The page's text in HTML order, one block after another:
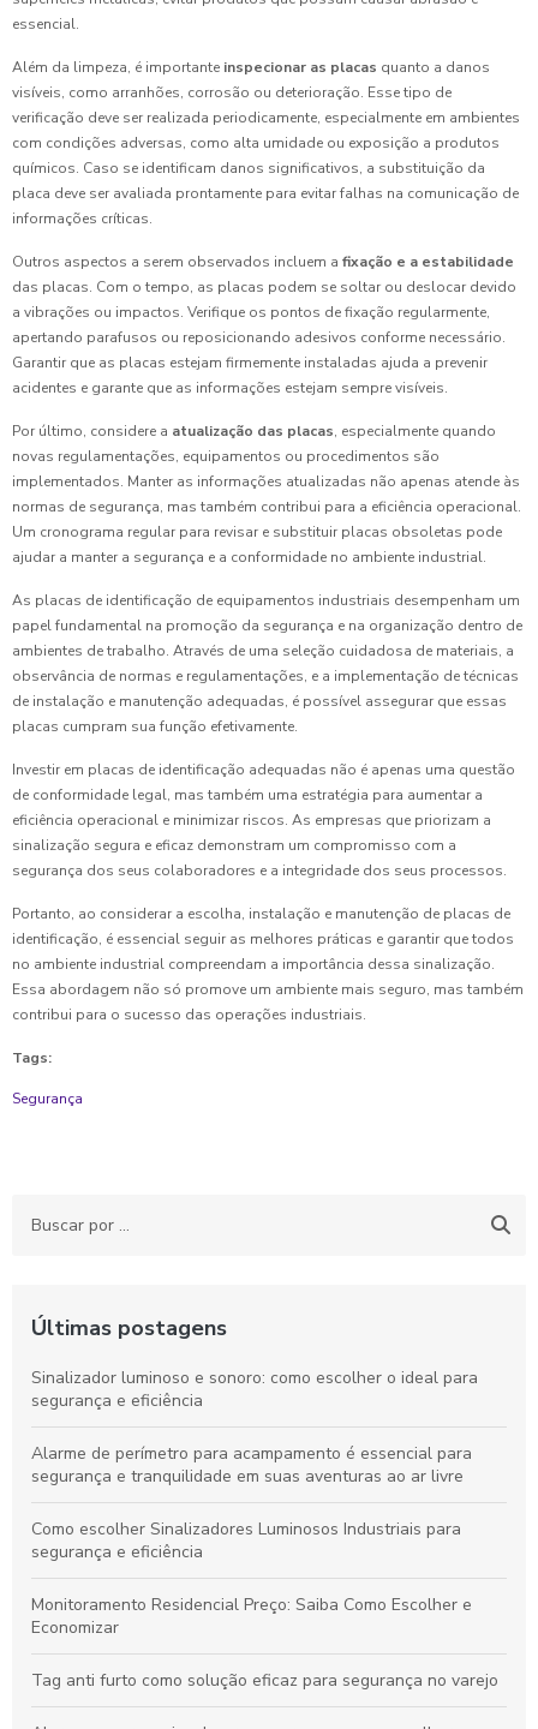
essencial.
Além da limpeza, é importante inspecionar as placas quanto a danos
visíveis, como arranhões, corrosão ou deterioração. Esse tipo de
verificação deve ser realizada periodicamente, especialmente em ambientes
com condições adversas, como alta umidade ou exposição a produtos
químicos. Caso se identificam danos significativos, a substituição da
placa deve ser avaliada prontamente para evitar falhas na comunicação de
informações críticas.
Outros aspectos a serem observados incluem a fixação e a estabilidade
das placas. Com o tempo, as placas podem se soltar ou deslocar devido
a vibrações ou impactos. Verifique os pontos de fixação regularmente,
apertando parafusos ou reposicionando adesivos conforme necessário.
Garantir que as placas estejam firmemente instaladas ajuda a prevenir
acidentes e garante que as informações estejam sempre visíveis.
Por último, considere a atualização das placas, especialmente quando
novas regulamentações, equipamentos ou procedimentos são
implementados. Manter as informações atualizadas não apenas atende às
normas de segurança, mas também contribui para a eficiência operacional.
Um cronograma regular para revisar e substituir placas obsoletas pode
ajudar a manter a segurança e a conformidade no ambiente industrial.
As placas de identificação de equipamentos industriais desempenham um
papel fundamental na promoção da segurança e na organização dentro de
ambientes de trabalho. Através de uma seleção cuidadosa de materiais, a
observância de normas e regulamentações, e a implementação de técnicas
de instalação e manutenção adequadas, é possível assegurar que essas
placas cumpram sua função efetivamente.
Investir em placas de identificação adequadas não é apenas uma questão
de conformidade legal, mas também uma estratégia para aumentar a
eficiência operacional e minimizar riscos. As empresas que priorizam a
sinalização segura e eficaz demonstram um compromisso com a
segurança dos seus colaboradores e a integridade dos seus processos.
Portanto, ao considerar a escolha, instalação e manutenção de placas de
identificação, é essencial seguir as melhores práticas e garantir que todos
no ambiente industrial compreendam a importância dessa sinalização.
Essa abordagem não só promove um ambiente mais seguro, mas também
contribui para o sucesso das operações industriais.
Tags:
Segurança
Últimas postagens
Sinalizador luminoso e sonoro: como escolher o ideal para
segurança e eficiência
Alarme de perímetro para acampamento é essencial para
segurança e tranquilidade em suas aventuras ao ar livre
Como escolher Sinalizadores Luminosos Industriais para
segurança e eficiência
Monitoramento Residencial Preço: Saiba Como Escolher e
Economizar
Tag anti furto como solução eficaz para segurança no varejo